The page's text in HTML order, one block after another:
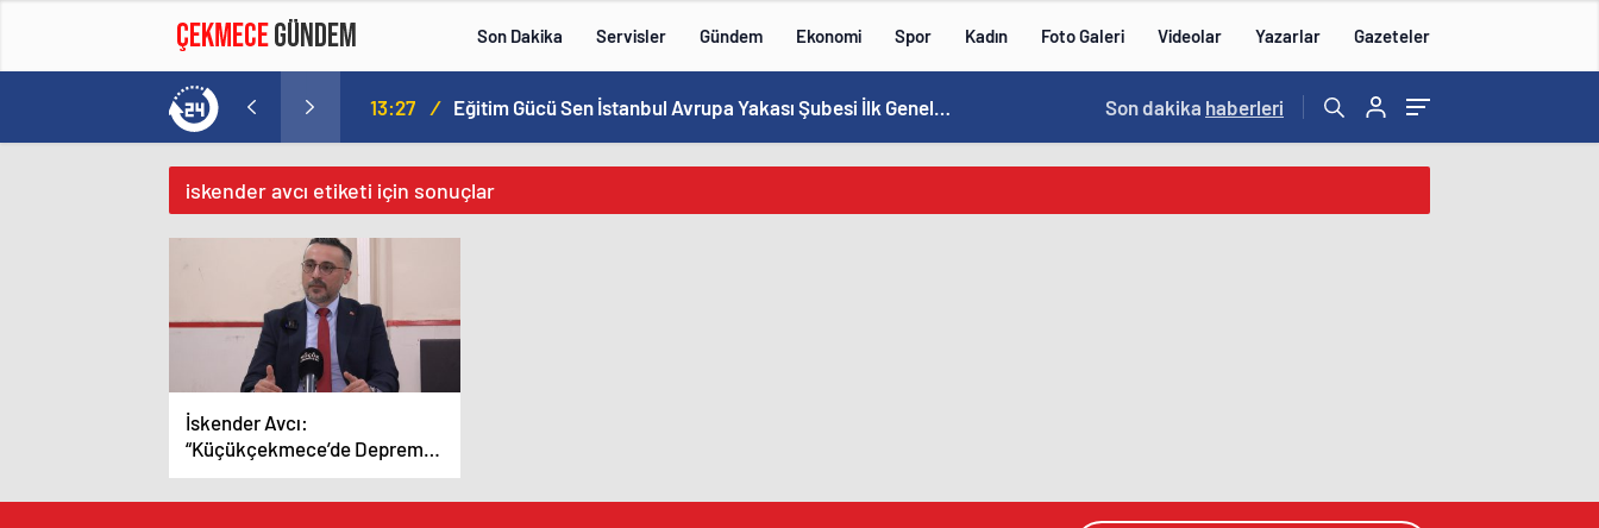
Son Dakika Servisler Gündem Ekonomi Spor Kadın Foto Galeri Videolar Yazarlar Gazeteler
13:27 / Eğitim Gücü Sen İstanbul Avrupa Yakası Şubesi İlk Genel Kurulunu Küçükçekmece’de Gerçekleştirdi 18:04 /
Son dakika haberleri
iskender avcı etiketi için sonuçlar
İskender Avcı:
“Küçükçekmece’de Depreme
Karşı Kentsel Dönüşüm Artık
Zorunluluk”